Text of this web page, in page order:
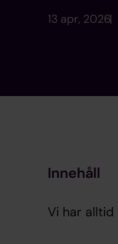
13 apr, 2026
Innehåll
Vi har